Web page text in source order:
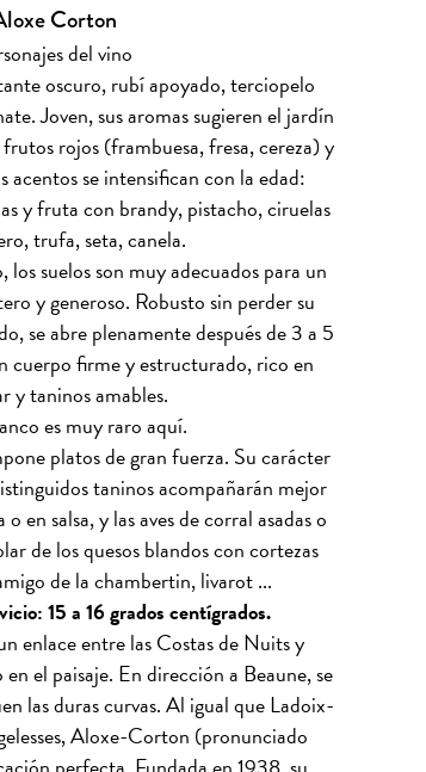
Corton
del vino
oscuro, rubí apoyado, terciopelo
Joven, sus aromas sugieren el jardín
rojos (frambuesa, fresa, cereza) y
acentos se intensifican con la edad:
y fruta con brandy, pistacho, ciruelas
trufa, seta, canela.
suelos son muy adecuados para un
y generoso. Robusto sin perder su
se abre plenamente después de 3 a 5
cuerpo firme y estructurado, rico en
y taninos amables.
es muy raro aquí.
platos de gran fuerza. Su carácter
taninos acompañarán mejor
en salsa, y las aves de corral asadas o
de los quesos blandos con cortezas
de la chambertin, livarot ...
15 a 16 grados centígrados.
enlace entre las Costas de Nuits y
el paisaje. En dirección a Beaune, se
las duras curvas. Al igual que Ladoix-
Aloxe-Corton (pronunciado